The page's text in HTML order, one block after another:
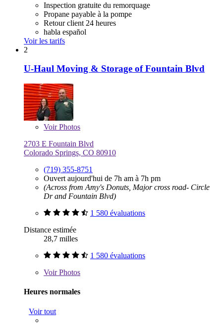
Inspection gratuite du remorquage
Propane payable à la pompe
Retour client 24 heures
habla español
Voir les tarifs
2
U-Haul Moving & Storage of Fountain Blvd
VoirPhotos
2703 E Fountain Blvd
Colorado Springs, CO 80910
(719) 355-8751
Ouvert aujourd'hui de 7h am à 7h pm
(Across from Amy's Donuts, Major cross road- Circle
Dr and Fountain Blvd)
1 580 évaluations
Distance estimée
28,7 milles
1 580 évaluations
VoirPhotos
Heures normales
Voir tout